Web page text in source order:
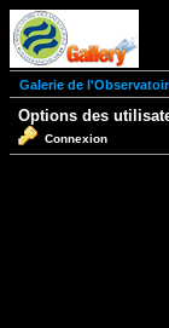
Galerie de
Options des
Connexion